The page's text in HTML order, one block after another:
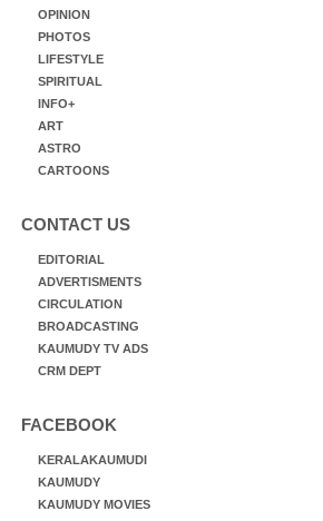
OPINION
PHOTOS
LIFESTYLE
SPIRITUAL
INFO+
ART
ASTRO
CARTOONS
CONTACT US
EDITORIAL
ADVERTISMENTS
CIRCULATION
BROADCASTING
KAUMUDY TV ADS
CRM DEPT
FACEBOOK
KERALAKAUMUDI
KAUMUDY
KAUMUDY MOVIES